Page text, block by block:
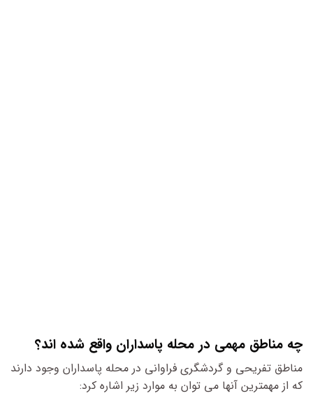
چه مناطق مهمی در محله پاسداران واقع شده اند؟
مناطق تفریحی و گردشگری فراوانی در محله پاسداران وجود دارند
که از مهمترین آنها می توان به موارد زیر اشاره کرد: